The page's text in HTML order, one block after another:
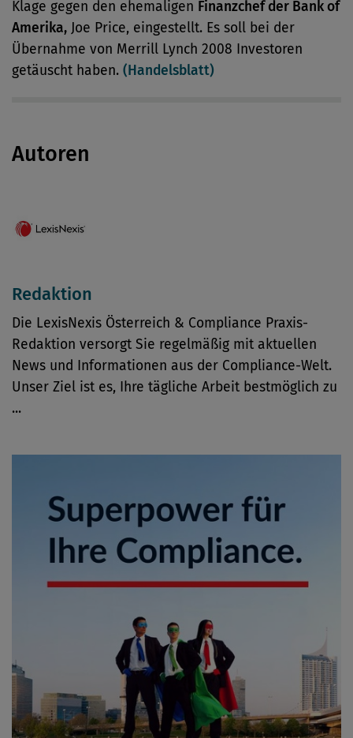
Klage gegen den ehemaligen Finanzchef der Bank of
Amerika, Joe Price, eingestellt. Es soll bei der
Übernahme von Merrill Lynch 2008 Investoren
getäuscht haben. (Handelsblatt)
Autoren
Redaktion
Die LexisNexis Österreich & Compliance Praxis-
Redaktion versorgt Sie regelmäßig mit aktuellen
News und Informationen aus der Compliance-Welt.
Unser Ziel ist es, Ihre tägliche Arbeit bestmöglich zu
...